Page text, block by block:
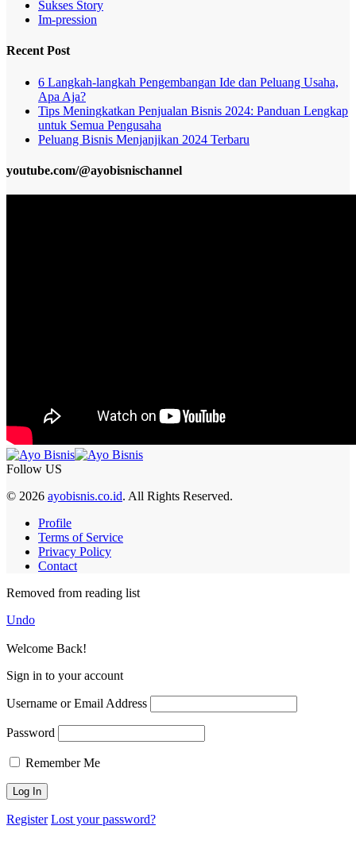
Sukses Story
Im-pression
Recent Post
6 Langkah-langkah Pengembangan Ide dan Peluang Usaha,
Apa Aja?
Tips Meningkatkan Penjualan Bisnis 2024: Panduan Lengkap
untuk Semua Pengusaha
Peluang Bisnis Menjanjikan 2024 Terbaru
youtube.com/@ayobisnischannel
Follow US
© 2026 ayobisnis.co.id. All Rights Reserved.
Profile
Terms of Service
Privacy Policy
Contact
Removed from reading list
Undo
Welcome Back!
Sign in to your account
Username or Email Address
Password
Remember Me
Register Lost your password?